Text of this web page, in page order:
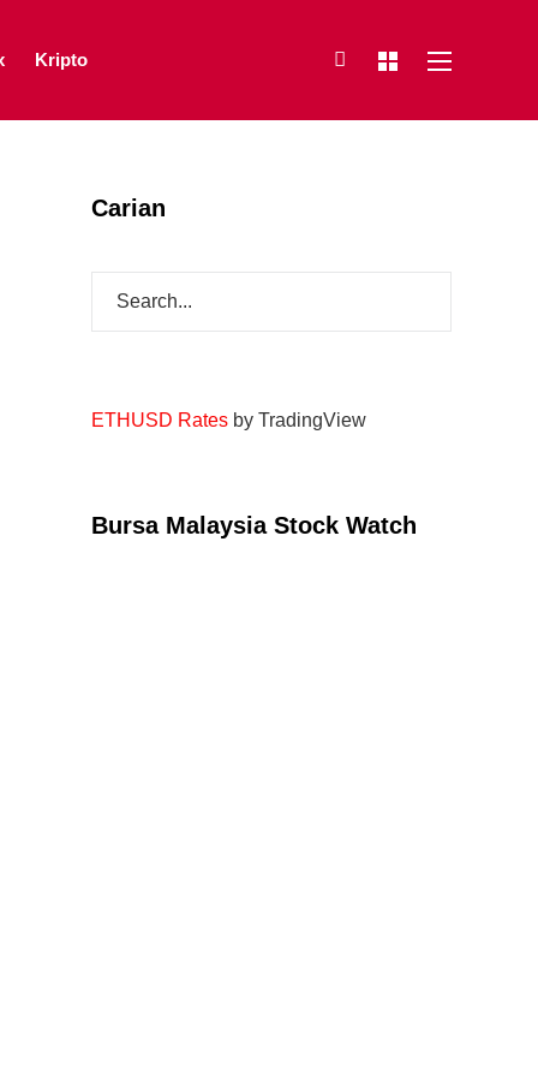
Kripto
Carian
ETHUSD Rates by TradingView
Bursa Malaysia Stock Watch